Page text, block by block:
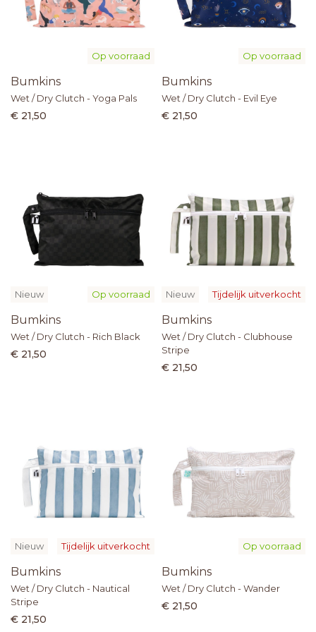
Op voorraad
Bumkins
Wet / Dry Clutch - Yoga Pals
€ 21,50
Op voorraad
Bumkins
Wet / Dry Clutch - Evil Eye
€ 21,50
Op voorraad
Nieuw
Bumkins
Wet / Dry Clutch - Rich Black
€ 21,50
Tijdelijk uitverkocht
Nieuw
Bumkins
Wet / Dry Clutch - Clubhouse
Stripe
€ 21,50
Tijdelijk uitverkocht
Nieuw
Bumkins
Wet / Dry Clutch - Nautical
Stripe
€ 21,50
Op voorraad
Bumkins
Wet / Dry Clutch - Wander
€ 21,50